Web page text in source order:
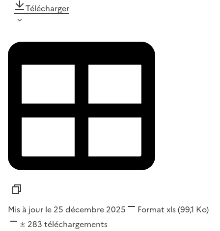
Télécharger
Mis à jour le 25 décembre 2025 Format xls(99,1 Ko)
283 téléchargements